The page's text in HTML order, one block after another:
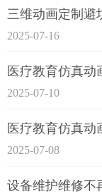
三维动画定制避
2025-07-16
2025-07-10
2025-07-08